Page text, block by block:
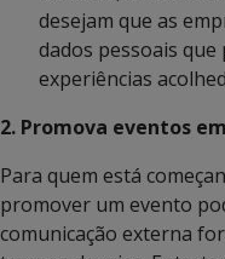
desejam que as
dados pessoais
experiências
2. Promova eventos
Para quem está
promover um evento
comunicação externa